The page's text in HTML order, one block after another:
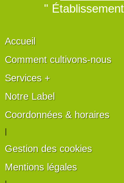
"
Accueil
Comment cultivons-nous
Services +
Notre Label
Coordonnées & horaires
Gestion des cookies
Mentions légales